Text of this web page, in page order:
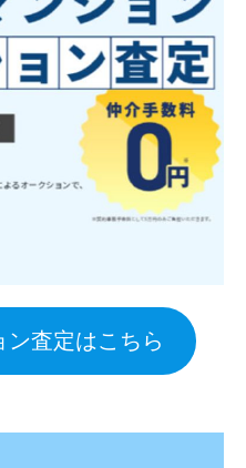
査定はこちら